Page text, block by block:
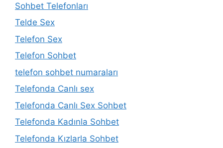
Sohbet Telefonları
Telde Sex
Telefon Sex
Telefon Sohbet
telefon sohbet numaraları
Telefonda Canlı sex
Telefonda Canlı Sex Sohbet
Telefonda Kadınla Sohbet
Telefonda Kızlarla Sohbet